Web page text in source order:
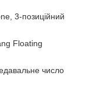
3-позиційний
Floating
число